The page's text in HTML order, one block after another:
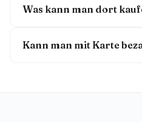
Was kann man dort
Kann man mit Karte